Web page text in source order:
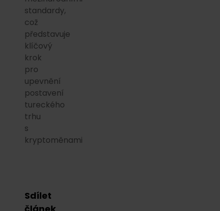
standardy,
což
představuje
klíčový
krok
pro
upevnění
postavení
tureckého
trhu
s
kryptoměnami
Sdílet